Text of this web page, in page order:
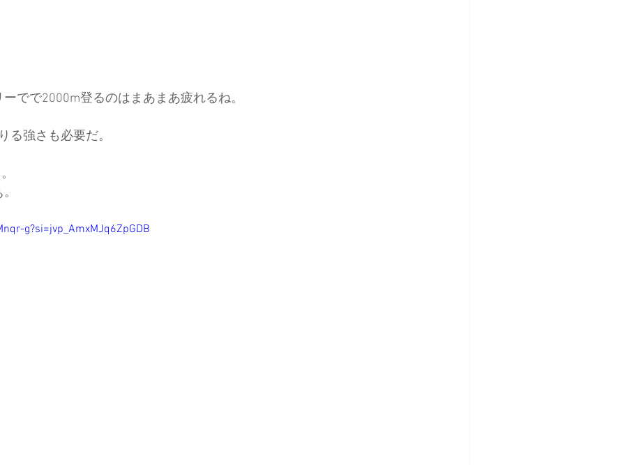
でで2000m登るのはまあまあ疲れるね。
る強さも必要だ。
g?si=jvp_AmxMJq6ZpGDB